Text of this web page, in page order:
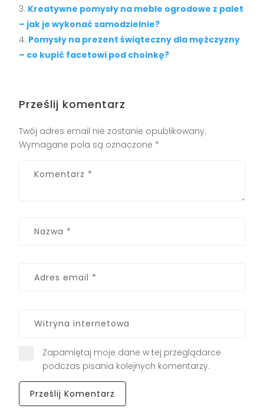
Kreatywne pomysły na meble ogrodowe z palet
– jak je wykonać samodzielnie?
Pomysły na prezent świąteczny dla mężczyzny
– co kupić facetowi pod choinkę?
Prześlij komentarz
Twój adres email nie zostanie opublikowany.
Wymagane pola są oznaczone *
Zapamiętaj moje dane w tej przeglądarce
podczas pisania kolejnych komentarzy.